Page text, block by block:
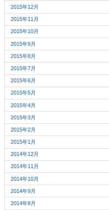
2015年12月
2015年11月
2015年10月
2015年9月
2015年8月
2015年7月
2015年6月
2015年5月
2015年4月
2015年3月
2015年2月
2015年1月
2014年12月
2014年11月
2014年10月
2014年9月
2014年8月